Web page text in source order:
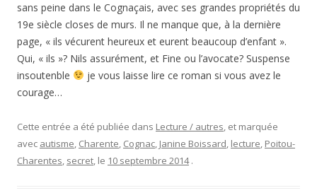
sans peine dans le Cognaçais, avec ses grandes propriétés du
19e siècle closes de murs. Il ne manque que, à la dernière
page, « ils vécurent heureux et eurent beaucoup d’enfant ».
Qui, « ils »? Nils assurément, et Fine ou l’avocate? Suspense
insoutenble
je vous laisse lire ce roman si vous avez le
courage…
Cette entrée a été publiée dans Lecture / autres, et marquée
avec autisme, Charente, Cognac, Janine Boissard, lecture, Poitou-
Charentes, secret, le 10 septembre 2014 .